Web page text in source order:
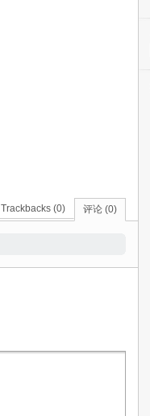
评论 (0)
Trackbacks (0)